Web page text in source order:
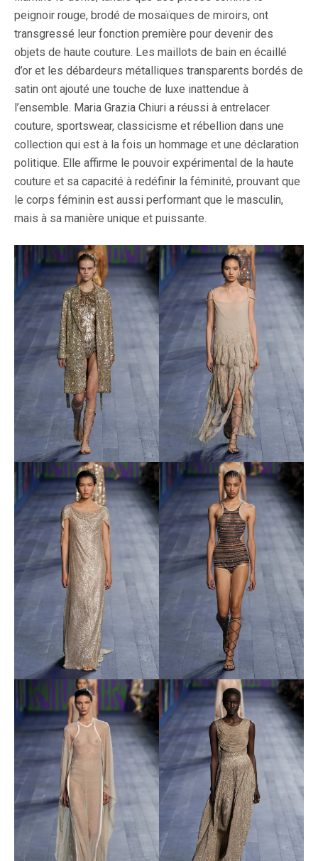
peignoir rouge, brodé de mosaïques de miroirs, ont
transgressé leur fonction première pour devenir des
objets de haute couture. Les maillots de bain en écaillé
d’or et les débardeurs métalliques transparents bordés de
satin ont ajouté une touche de luxe inattendue à
l’ensemble. Maria Grazia Chiuri a réussi à entrelacer
couture, sportswear, classicisme et rébellion dans une
collection qui est à la fois un hommage et une déclaration
politique. Elle affirme le pouvoir expérimental de la haute
couture et sa capacité à redéfinir la féminité, prouvant que
le corps féminin est aussi performant que le masculin,
mais à sa manière unique et puissante.